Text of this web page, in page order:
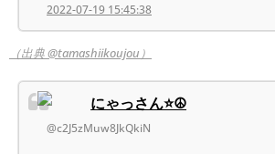
2022-07-19 15:45:38
（出典 @tamashiikoujou）
にゃっさん⭐☮️
@c2J5zMuw8JkQkiN